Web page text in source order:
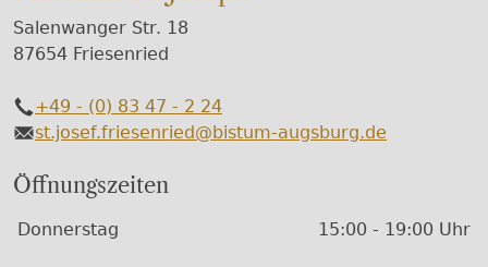
Salenwanger Str. 18
87654 Friesenried
Telefon
+49 - (0) 83 47 - 2 24
E-Mail
st.josef.friesenried@bistum-augsburg.de
Öffnungszeiten
Wochentage / Monate
Öffnungszeiten / Hinweise
Donnerstag 15:00 - 19:00 Uhr